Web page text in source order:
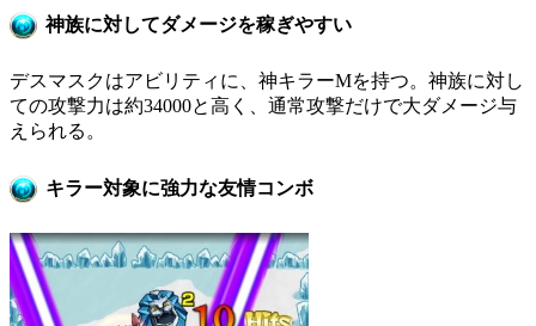
神族に対してダメージを稼ぎやすい
デスマスクはアビリティに、神キラーMを持つ。神族に対し
ての攻撃力は約34000と高く、通常攻撃だけで大ダメージ与
えられる。
キラー対象に強力な友情コンボ